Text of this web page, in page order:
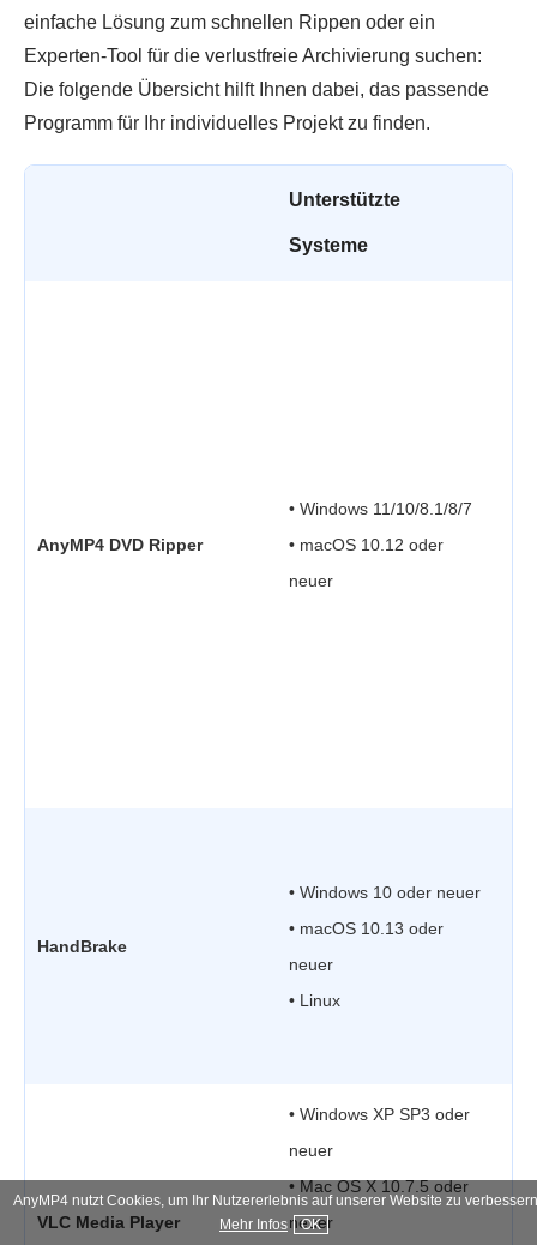
einfache Lösung zum schnellen Rippen oder ein
Experten-Tool für die verlustfreie Archivierung suchen:
Die folgende Übersicht hilft Ihnen dabei, das passende
Programm für Ihr individuelles Projekt zu finden.
Unterstützte
Systeme
AnyMP4 DVD Ripper
• Windows 11/10/8.1/8/7
• macOS 10.12 oder
neuer
HandBrake
• Windows 10 oder neuer
• macOS 10.13 oder
neuer
• Linux
VLC Media Player
• Windows XP SP3 oder
neuer
• Mac OS X 10.7.5 oder
neuer
AnyMP4 nutzt Cookies, um Ihr Nutzererlebnis auf unserer Website zu
Mehr Infos
OK